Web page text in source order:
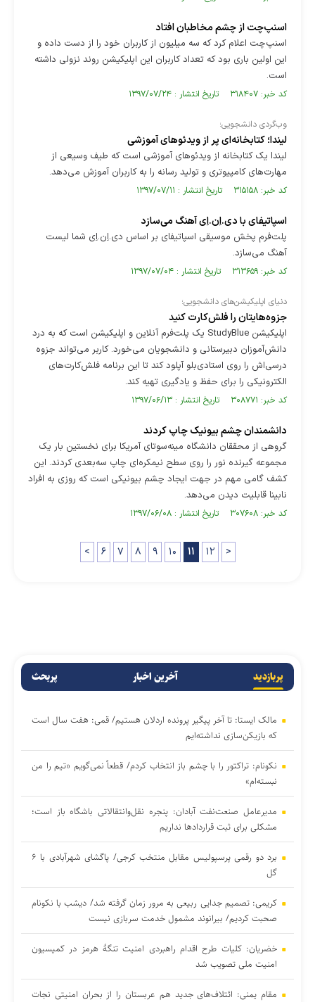
اسنپ‌چت از چشم مخاطبان افتاد
اسنپ‌چت اعلام کرد که سه میلیون از کاربران خود را از دست داده و
این اولین باری بود که تعداد کاربران این اپلیکیشن روند نزولی داشته
است.
کد خبر: ۳۱۸۴۰۷ تاریخ انتشار : ۱۳۹۷/۰۷/۲۴
وب‌گردی دانشجویی؛
لیندا؛ کتابخانه‌ای‌ پر از ویدئوهای آموزشی
لیندا یک کتابخانه از ویدئوهای آموزشی است که طیف وسیعی از
مهارت‌های کامپیوتری و تولید رسانه را به کاربران آموزش می‌دهد.
کد خبر: ۳۱۵۱۵۸ تاریخ انتشار : ۱۳۹۷/۰۷/۱۱
اسپاتیفای با دی.اِن.اِی آهنگ می‌سازد
پلت‌فرم پخش موسیقی اسپاتیفای بر اساس دی.اِن.اِی شما لیست
آهنگ می‌سازد.
کد خبر: ۳۱۳۶۵۹ تاریخ انتشار : ۱۳۹۷/۰۷/۰۴
دنیای اپلیکیشن‌های دانشجویی؛
جزوه‌هایتان را فلش‌کارت کنید
اپلیکیشن StudyBlue یک پلت‌فرم آنلاین و اپلیکیشن است که به درد
دانش‌آموزان دبیرستانی و دانشجویان می‌خورد. کاربر می‌تواند جزوه
درسی‌اش را روی استادی‌بلو آپلود کند تا این برنامه فلش‌کارت‌های
الکترونیکی را برای حفظ و یادگیری تهیه کند.
کد خبر: ۳۰۸۷۷۱ تاریخ انتشار : ۱۳۹۷/۰۶/۱۳
دانشمندان چشم بیونیک چاپ کردند
گروهی از محققان دانشگاه مینه‌سوتای آمریکا برای نخستین بار یک
مجموعه گیرنده نور را روی سطح نیمکره‌ای چاپ سه‌بعدی کردند. این
کشف گامی مهم در جهت ایجاد چشم بیونیکی است که روزی به افراد
نابینا قابلیت دیدن می‌دهد.
کد خبر: ۳۰۷۶۰۸ تاریخ انتشار : ۱۳۹۷/۰۶/۰۸
< ۶ ۷ ۸ ۹ ۱۰ ۱۱ ۱۲ >
پربازدید آخرین اخبار پربحث
مالک ایستا: تا آخر پیگیر پرونده اردلان هستیم/ قمی: هفت سال است
که بازیکن‌سازی نداشته‌ایم
نکونام: تراکتور را با چشم باز انتخاب کردم/ قطعاً نمی‌گویم «تیم را من
نبسته‌ام»
مدیرعامل صنعت‌نفت آبادان: پنجره نقل‌وانتقالاتی باشگاه باز است؛
مشکلی برای ثبت قراردادها نداریم
برد دو رقمی پرسپولیس مقابل منتخب کرجی/ پاگشای شهرآبادی با ۶
گل
کریمی: تصمیم جدایی ربیعی به مرور زمان گرفته شد/ دیشب با نکونام
صحبت کردیم/ بیرانوند مشمول خدمت سربازی نیست
خضریان: کلیات طرح اقدام راهبردی امنیت تنگهٔ هرمز در کمیسیون
امنیت ملی تصویب شد
مقام یمنی: ائتلاف‌های جدید هم عربستان را از بحران امنیتی نجات